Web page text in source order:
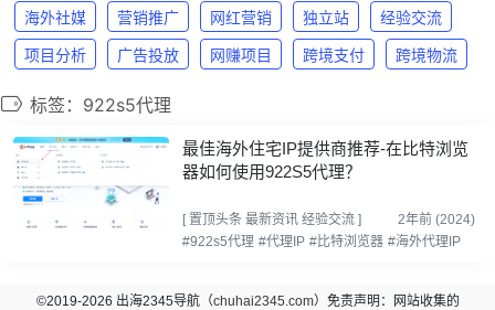
海外社媒 营销推广 网红营销 独立站 经验交流
项目分析 广告投放 网赚项目 跨境支付 跨境物流
标签：922s5代理
最佳海外住宅IP提供商推荐-在比特浏览
器如何使用922S5代理？
[ 置顶头条 最新资讯 经验交流 ]
2年前 (2024)
#922s5代理 #代理IP #比特浏览器 #海外代理IP
©2019-2026 出海2345导航（chuhai2345.com）免责声明：网站收集的